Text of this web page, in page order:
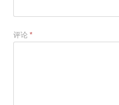
评论*